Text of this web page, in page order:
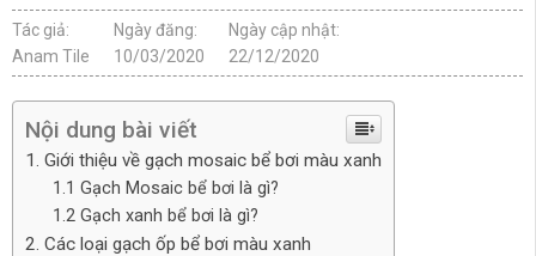
Tác giả:
Anam Tile
Ngày đăng:
10/03/2020
Ngày cập nhật:
22/12/2020
Nội dung bài viết
1. Giới thiệu về gạch mosaic bể bơi màu xanh
1.1 Gạch Mosaic bể bơi là gì?
1.2 Gạch xanh bể bơi là gì?
2. Các loại gạch ốp bể bơi màu xanh